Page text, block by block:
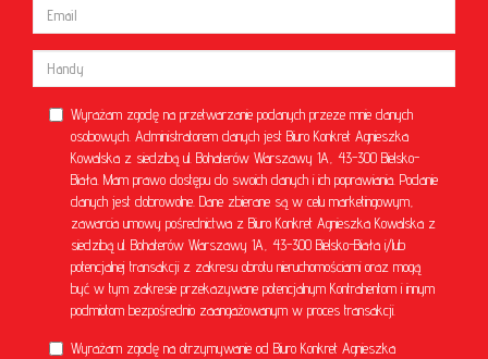
Wyrażam zgodę na przetwarzanie podanych przeze mnie danych
osobowych. Administratorem danych jest Biuro Konkret Agnieszka
Kowalska z siedzibą ul. Bohaterów Warszawy 1A, 43-300 Bielsko-
Biała. Mam prawo dostępu do swoich danych i ich poprawiania. Podanie
danych jest dobrowolne. Dane zbierane są w celu marketingowym,
zawarcia umowy pośrednictwa z Biuro Konkret Agnieszka Kowalska z
siedzibą ul. Bohaterów Warszawy 1A, 43-300 Bielsko-Biała i/lub
potencjalnej transakcji z zakresu obrotu nieruchomościami oraz mogą
być w tym zakresie przekazywane potencjalnym Kontrahentom i innym
podmiotom bezpośrednio zaangażowanym w proces transakcji.
Wyrażam zgodę na otrzymywanie od Biuro Konkret Agnieszka